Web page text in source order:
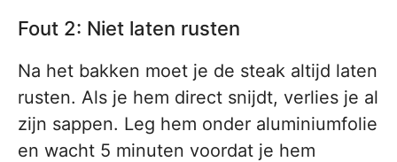
Fout 2: Niet laten rusten
Na het bakken moet je de steak altijd laten
rusten. Als je hem direct snijdt, verlies je al
zijn sappen. Leg hem onder aluminiumfolie
en wacht 5 minuten voordat je hem